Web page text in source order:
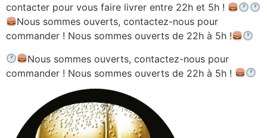
contacter pour vous faire livrer entre 22h et 5h !
Nous sommes ouverts, contactez-nous pour
commander ! Nous sommes ouverts de 22h à 5h !
Nous sommes ouverts, contactez-nous pour
commander ! Nous sommes ouverts de 22h à 5h !